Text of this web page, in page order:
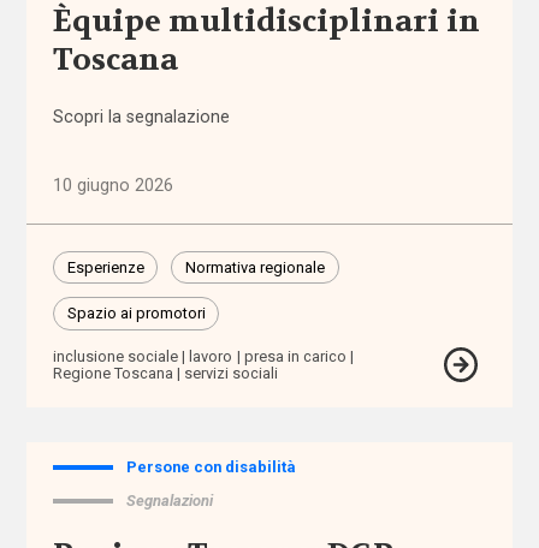
Povertà e
disuguaglianze
sociali
(344)
Terzo
settore
(752)
Èquipe multidisciplinari in
Toscana
Scopri la segnalazione
10 giugno 2026
Esperienze Normativa regionale
Spazio ai promotori
inclusione sociale lavoro
presa in carico
Regione Toscana
servizi sociali
Persone con disabilità
Segnalazioni